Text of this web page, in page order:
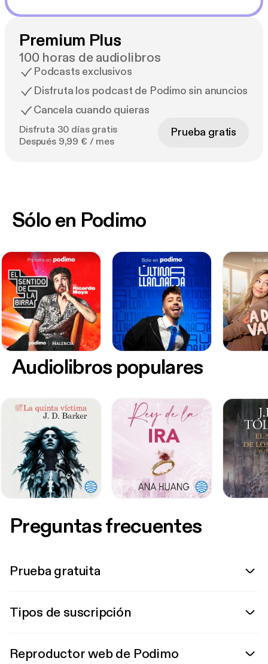
Premium Plus
100 horas de audiolibros
Podcasts exclusivos
Disfruta los podcast de Podimo sin anuncios
Cancela cuando quieras
Disfruta 30 días gratis
Después 9,99 € / mes
Prueba gratis
Sólo en Podimo
Audiolibros populares
Preguntas frecuentes
Prueba gratuita
Tipos de suscripción
Reproductor web de Podimo